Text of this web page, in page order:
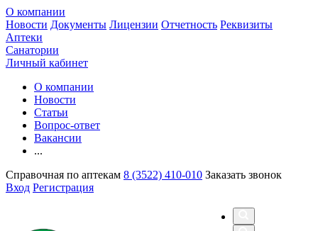
О компании
Новости Документы Лицензии Отчетность Реквизиты
Аптеки
Санатории
Личный кабинет
О компании
Новости
Статьи
Вопрос-ответ
Вакансии
...
Справочная по аптекам 8 (3522) 410-010 Заказать звонок
Вход Регистрация